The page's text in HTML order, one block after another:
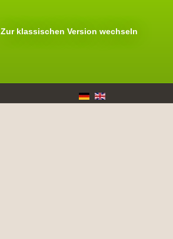
Zur klassischen Version wechseln